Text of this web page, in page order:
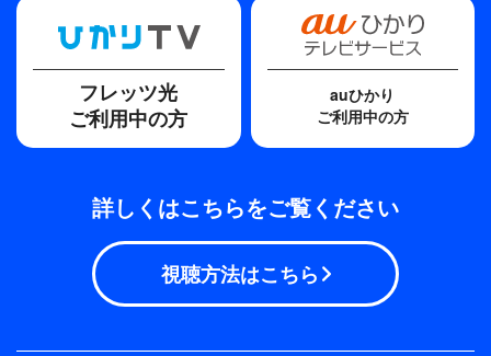
SEVENTEENの愛が詰まったファンミーティング
で、ぜひ最高のパーティーを楽しんでいただきた
【収録:2023年5月28日(日)東京ドーム】
フレッツ光
ご利用中の方
auひかり
ご利用中の方
詳しくはこちらをご覧ください
視聴方法はこちら